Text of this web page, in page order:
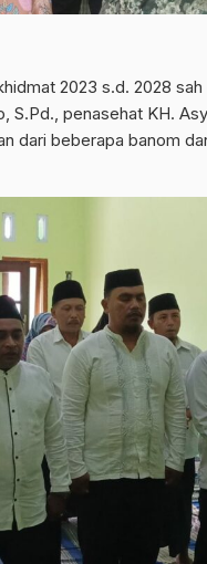
2023 s.d. 2028
S.Pd., penasehat KH.
dari beberapa banom